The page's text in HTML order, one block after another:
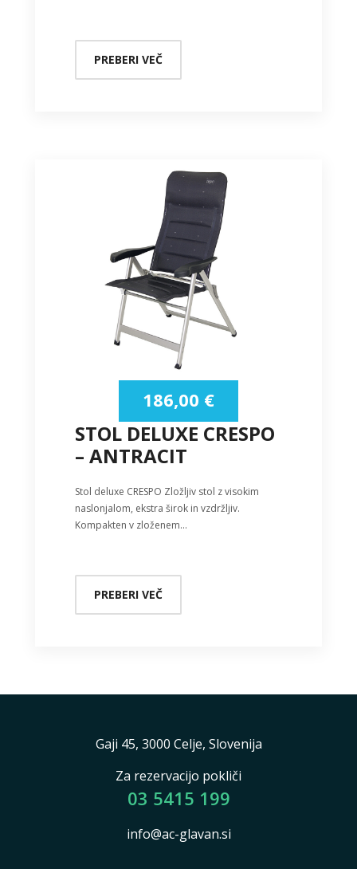
PREBERI VEČ
STOL DELUXE CRESPO
– ANTRACIT
186,00 €
Stol deluxe CRESPO Zložljiv stol z visokim
naslonjalom, ekstra širok in vzdržljiv.
Kompakten v zloženem…
PREBERI VEČ
Gaji 45, 3000 Celje, Slovenija
Za rezervacijo pokliči
03 5415 199
info@ac-glavan.si